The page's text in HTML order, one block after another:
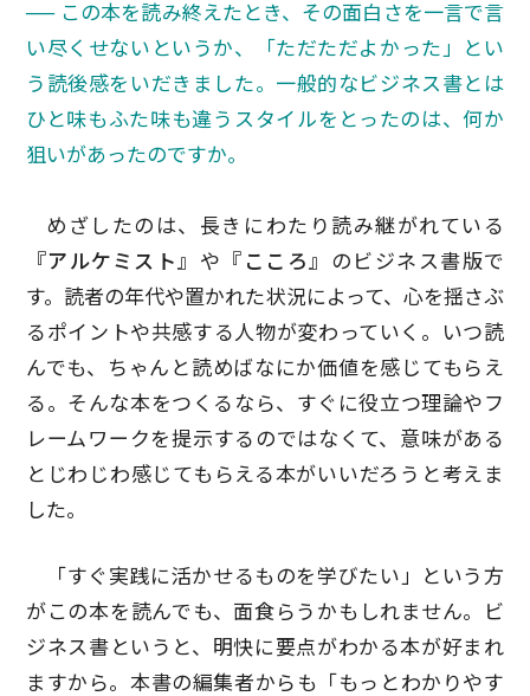
── この本を読み終えたとき、その面白さを一言で言
い尽くせないというか、「ただただよかった」とい
う読後感をいだきました。一般的なビジネス書とは
ひと味もふた味も違うスタイルをとったのは、何か
狙いがあったのですか。
めざしたのは、長きにわたり読み継がれている
『アルケミスト』 や 『こころ』 のビジネス書版で
す。読者の年代や置かれた状況によって、心を揺さぶ
るポイントや共感する人物が変わっていく。いつ読
んでも、ちゃんと読めばなにか価値を感じてもらえ
る。そんな本をつくるなら、すぐに役立つ理論やフ
レームワークを提示するのではなくて、意味がある
とじわじわ感じてもらえる本がいいだろうと考えま
した。
「すぐ実践に活かせるものを学びたい」という方
がこの本を読んでも、面食らうかもしれません。ビ
ジネス書というと、明快に要点がわかる本が好まれ
ますから。本書の編集者からも「もっとわかりやす